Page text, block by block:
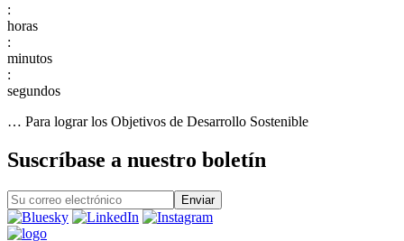
:
:
:
… Para lograr los Objetivos de Desarrollo Sostenible
Suscríbase a nuestro boletín